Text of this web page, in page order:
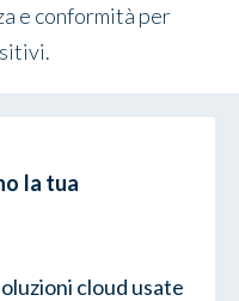
e conformità per
la tua
cloud usate